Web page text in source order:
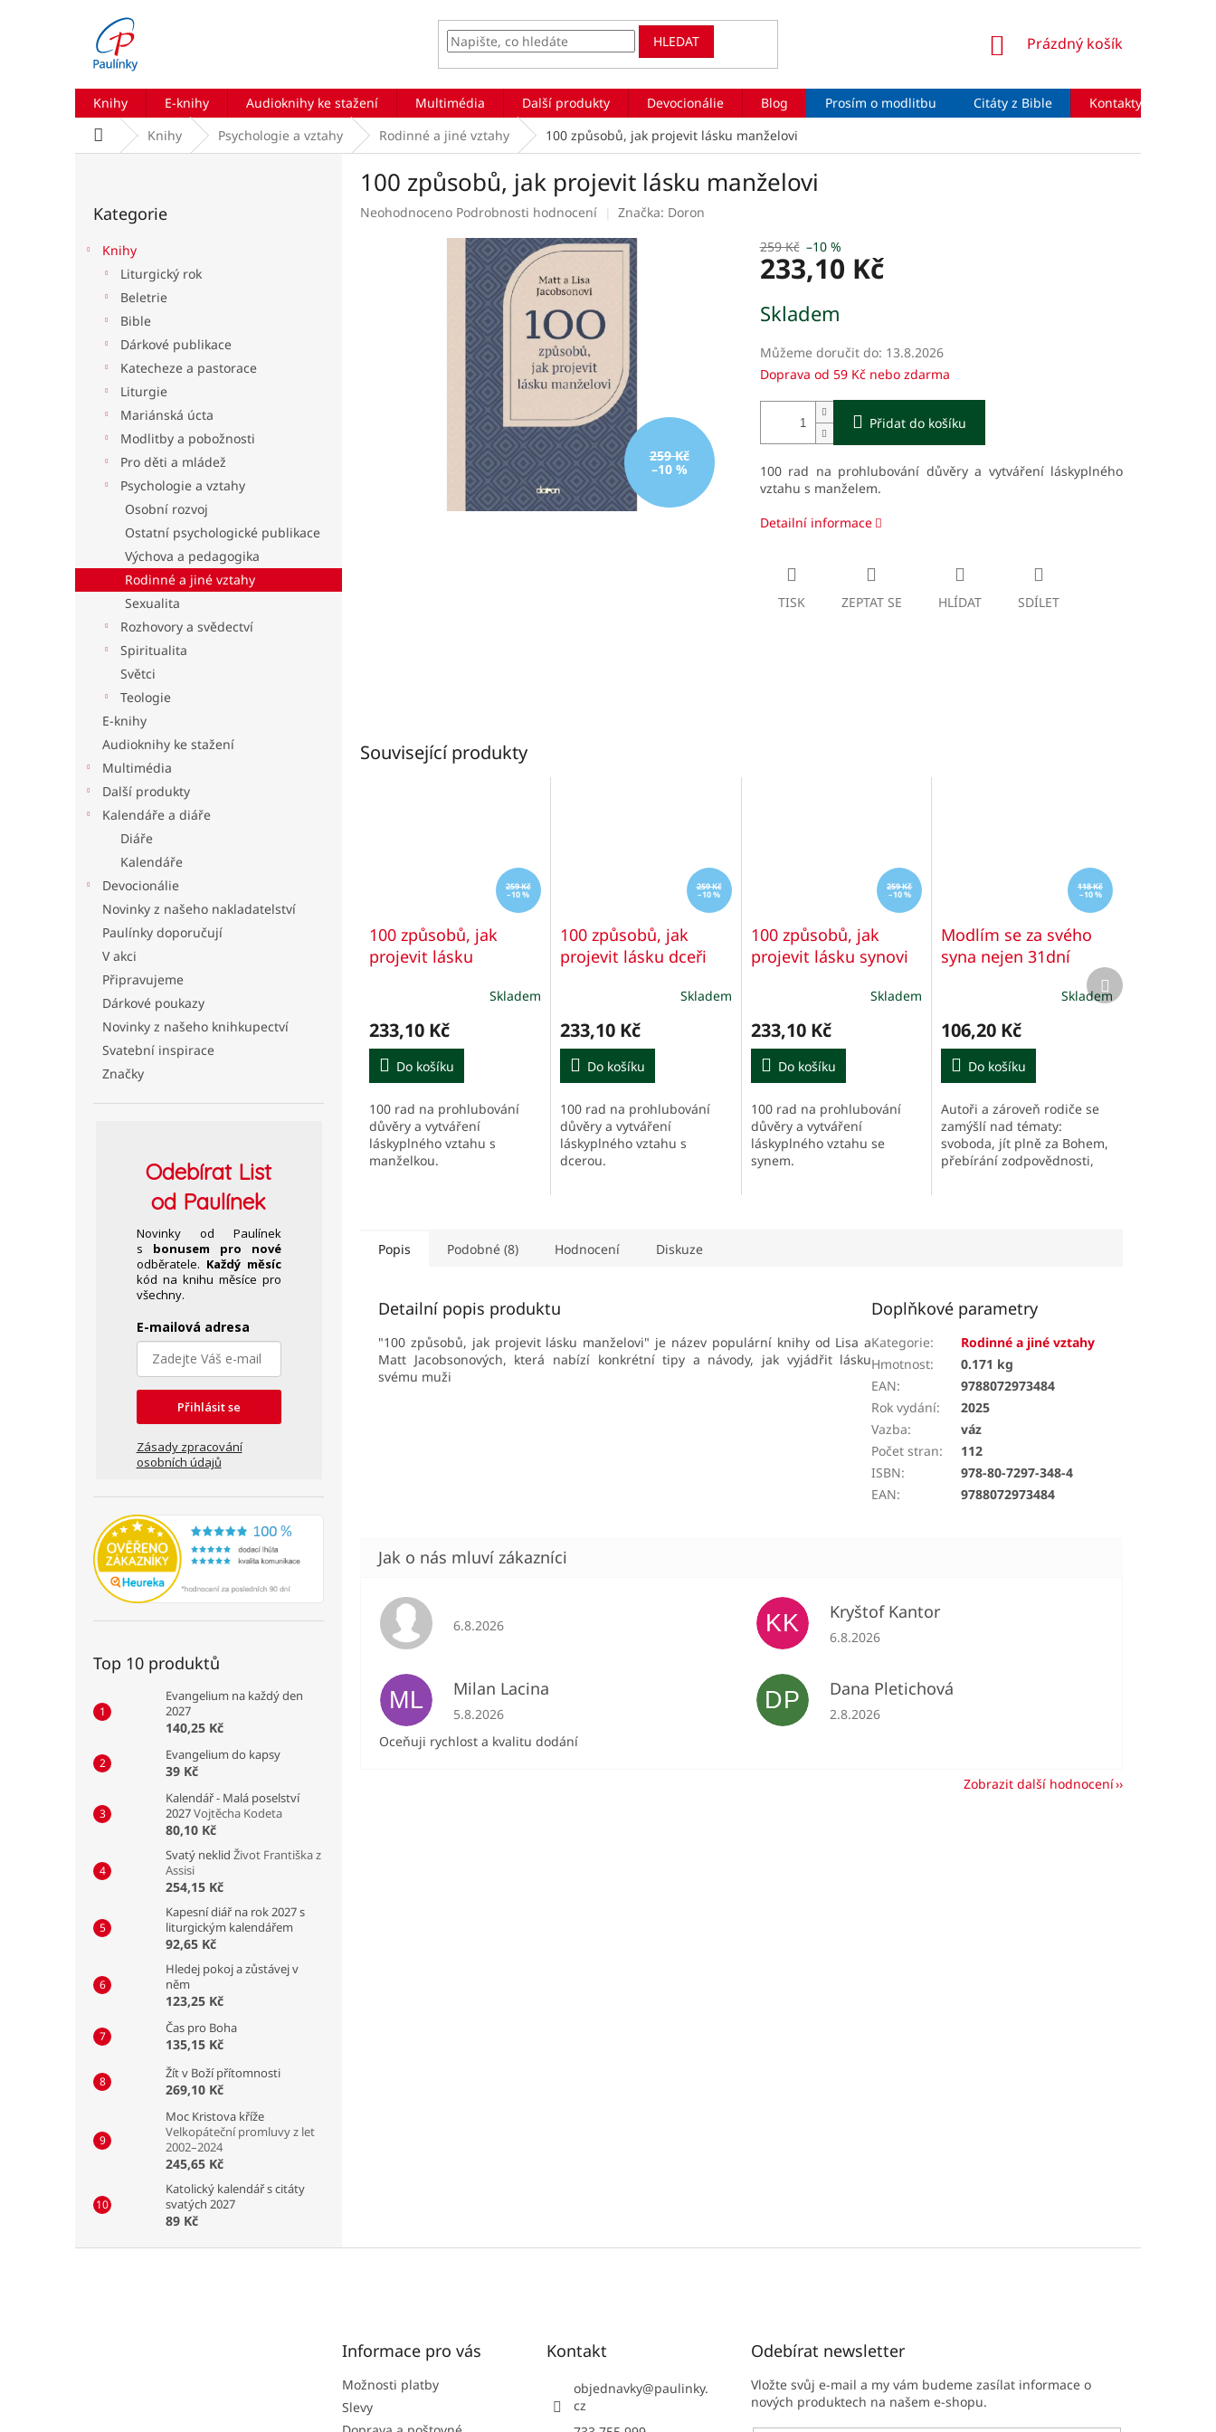
HLEDAT
NÁKUPNÍ
Prázdný košík
Knihy E-knihy Audioknihy ke stažení Multimédia Další produkty Devocionálie Blog Prosím o modlitbu Citáty z Bible Kontakty
Domů Knihy Psychologie a vztahy Rodinné a jiné vztahy 100 způsobů, jak projevit lásku manželovi
kategorie
Kategorie
Knihy
Liturgický rok
Beletrie
Bible
Dárkové publikace
Katecheze a pastorace
Liturgie
Mariánská úcta
Modlitby a pobožnosti
Pro děti a mládež
Psychologie a vztahy
Osobní rozvoj
Ostatní psychologické publikace
Výchova a pedagogika
Rodinné a jiné vztahy
Sexualita
Rozhovory a svědectví
Spiritualita
Světci
Teologie
E-knihy
Audioknihy ke stažení
Multimédia
Další produkty
Kalendáře a diáře
Diáře
Kalendáře
Devocionálie
Novinky z našeho nakladatelství
Paulínky doporučují
V akci
Připravujeme
Dárkové poukazy
Novinky z našeho knihkupectví
Svatební inspirace
Značky
OdebíratList
od Paulínek
Novinky od Paulínek
s bonusem pro nové
odběratele. Každý měsíc
kód na knihu měsíce pro
všechny.
E-mailová adresa
Přihlásit se
Zásady zpracování
osobních údajů
Top 10 produktů
Evangelium na každý den
2027
140,25 Kč
Evangelium do kapsy
39 Kč
Kalendář - Malá poselství
2027Vojtěcha Kodeta
80,10 Kč
Svatý neklid Život Františka z
Assisi
254,15 Kč
Kapesní diář na rok 2027 s
liturgickým kalendářem
92,65 Kč
Hledej pokoj a zůstávej v
něm
123,25 Kč
Čas pro Boha
135,15 Kč
Žít v Boží přítomnosti
269,10 Kč
Moc Kristova kříže
Velkopáteční promluvy z let
2002–2024
245,65 Kč
Katolický kalendář s citáty
svatých 2027
89 Kč
100 způsobů, jak projevit lásku manželovi
Průměrné
Neohodnoceno Podrobnosti hodnocení Značka: Doron
259 Kč
–10 %
259 Kč –10 %
233,10 Kč
cena:
Skladem
Můžeme doručit do: 13.8.2026
Doprava od 59 Kč nebo zdarma
Přidat do košíku
100 rad na prohlubování důvěry a vytváření láskyplného
vztahu s manželem.
Detailní informace
TISK ZEPTAT SE HLÍDAT SDÍLET
Související produkty
259 Kč
–10 %
100 způsobů, jak
projevit lásku
Skladem
233,10 Kč
Do košíku
100 rad na prohlubování
důvěry a vytváření
láskyplného vztahu s
manželkou.
259 Kč
–10 %
100 způsobů, jak
projevit lásku dceři
Skladem
233,10 Kč
Do košíku
100 rad na prohlubování
důvěry a vytváření
láskyplného vztahu s
dcerou.
259 Kč
–10 %
100 způsobů, jak
projevit lásku synovi
Skladem
233,10 Kč
Do košíku
100 rad na prohlubování
důvěry a vytváření
láskyplného vztahu se
synem.
118 Kč
–10 %
Modlím se za svého
syna nejen 31dní
Skladem
106,20 Kč
Do košíku
Autoři a zároveň rodiče se
zamýšlí nad tématy:
svoboda, jít plně za Bohem,
přebírání zodpovědnosti,
Další
produkt
Popis Podobné (8) Hodnocení Diskuze
Detailní popis produktu
"100 způsobů, jak projevit lásku manželovi" je název populární knihy od Lisa a
Matt Jacobsonových, která nabízí konkrétní tipy a návody, jak vyjádřit lásku
svému muži
Doplňkové parametry
Kategorie:
Rodinné a jiné vztahy
Hmotnost:
0.171 kg
EAN:
9788072973484
Rok vydání:
2025
Vazba:
váz
Počet stran:
112
ISBN:
978-80-7297-348-4
EAN: 9788072973484
Hodnocení obchodu je 5 z 5 hvězdiček.
6.8.2026 KK Kryštof Kantor
Hodnocení obchodu je 5 z 5 hvězdiček.
6.8.2026
ML Milan Lacina
Hodnocení obchodu je 5 z 5 hvězdiček.
5.8.2026
Oceňuji rychlost a kvalitu dodání
DP Dana Pletichová
Hodnocení obchodu je 5 z 5 hvězdiček.
2.8.2026
Zobrazit další hodnocení
Informace pro vás
Možnosti platby
Slevy
Kontakt
objednavky@paulinky.
cz
Odebírat newsletter
Vložte svůj e-mail a my vám budeme zasílat informace o
nových produktech na našem e-shopu.